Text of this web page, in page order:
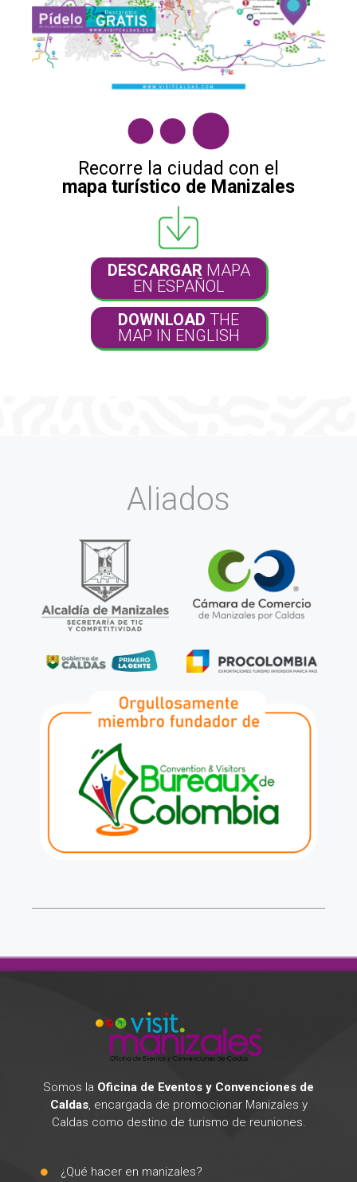
Recorre la ciudad con el
mapa turístico de Manizales
DESCARGAR MAPA
EN ESPAÑOL
DOWNLOAD THE
MAP IN ENGLISH
Aliados
Somos la Oficina de Eventos y Convenciones de
Caldas, encargada de promocionar Manizales y
Caldas como destino de turismo de reuniones.
¿Qué hacer en manizales?